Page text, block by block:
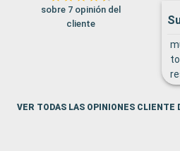
sobre 7 opinión del
cliente
VER TODAS LAS OPINIONES CLIENTE